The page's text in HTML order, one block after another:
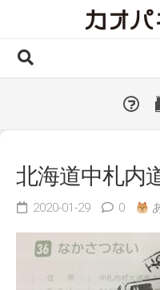
種類別
人気カオパネ
投稿する
北海道中札内
2020-01-29 0